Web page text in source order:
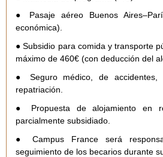
● Pasaje aéreo Buenos
económica).
● Subsidio para comida y transporte
máximo de 460€ (con deducción del
● Seguro médico, de accidentes,
repatriación.
● Propuesta de alojamiento en
parcialmente subsidiado.
● Campus France será
seguimiento de los becarios durante